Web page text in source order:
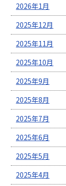
2026年1月
2025年12月
2025年11月
2025年10月
2025年9月
2025年8月
2025年7月
2025年6月
2025年5月
2025年4月